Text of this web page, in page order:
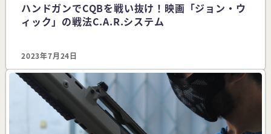
ハンドガンでCQBを戦い抜け！映画「ジョン・ウ
ィック」の戦法C.A.R.システム
2023年7月24日